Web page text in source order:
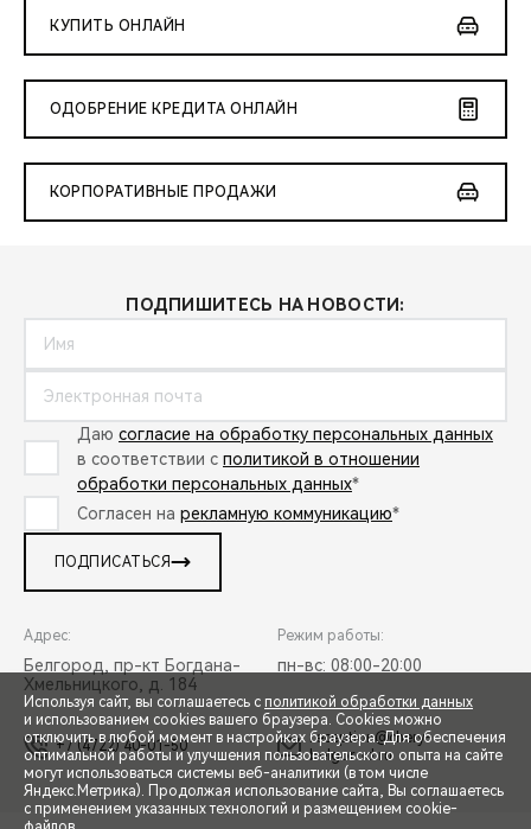
СПЕЦПРЕДЛОЖЕНИЯ
КУПИТЬ ОНЛАЙН
ОДОБРЕНИЕ КРЕДИТА ОНЛАЙН
КОРПОРАТИВНЫЕ ПРОДАЖИ
ПОДПИШИТЕСЬ НА НОВОСТИ:
Даю согласие на обработку персональных данных
в соответствии с политикой в отношении
обработки персональных данных*
Согласен на рекламную коммуникацию*
ПОДПИСАТЬСЯ
Адрес:
Белгород, пр-кт Богдана-
Хмельницкого, д. 184
Режим работы:
пн-вс: 08:00-20:00
+7 (4722) 40-01-50
reception@chery-
belgorod.ru
Используя сайт, вы соглашаетесь с политикой обработки данных
и использованием cookies вашего браузера. Cookies можно
отключить в любой момент в настройках браузера. Для обеспечения
оптимальной работы и улучшения пользовательского опыта на сайте
могут использоваться системы веб-аналитики (в том числе
Яндекс.Метрика). Продолжая использование сайта, Вы соглашаетесь
с применением указанных технологий и размещением cookie-